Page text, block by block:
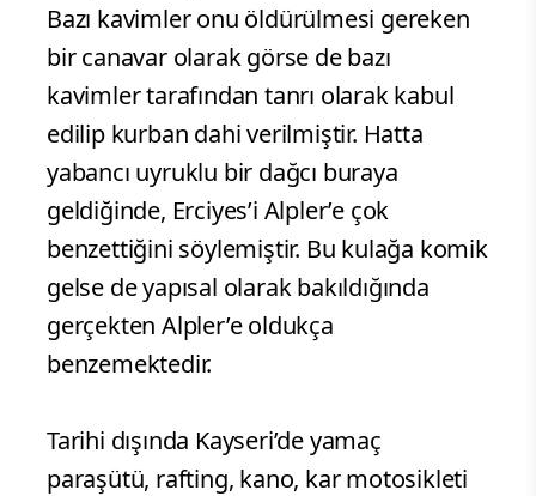
Bazı kavimler onu öldürülmesi gereken
bir canavar olarak görse de bazı
kavimler tarafından tanrı olarak kabul
edilip kurban dahi verilmiştir. Hatta
yabancı uyruklu bir dağcı buraya
geldiğinde, Erciyes’i Alpler’e çok
benzettiğini söylemiştir. Bu kulağa komik
gelse de yapısal olarak bakıldığında
gerçekten Alpler’e oldukça
benzemektedir.
Tarihi dışında Kayseri’de yamaç
paraşütü, rafting, kano, kar motosikleti